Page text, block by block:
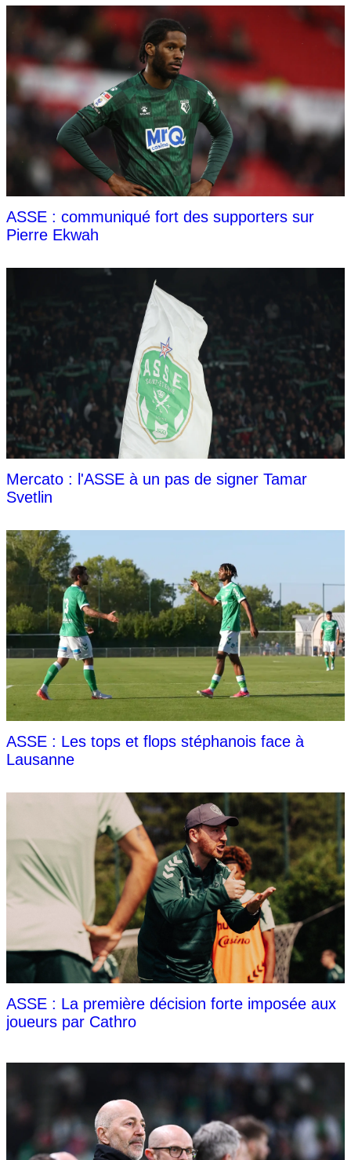
ASSE : communiqué fort des supporters sur
Pierre Ekwah
Mercato : l'ASSE à un pas de signer Tamar
Svetlin
ASSE : Les tops et flops stéphanois face à
Lausanne
ASSE : La première décision forte imposée aux
joueurs par Cathro